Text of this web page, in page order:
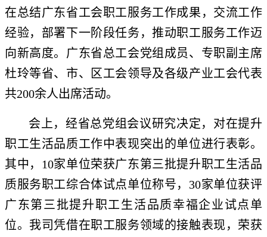
在总结广东省工会职工服务工作成果，交流工作
经验，部署下一阶段任务，推动职工服务工作迈
向新高度。广东省总工会党组成员、专职副主席
杜玲等省、市、区工会领导及各级产业工会代表
共200余人出席活动。
会上，经省总党组会议研究决定，对在提升
职工生活品质工作中表现突出的单位进行表彰。
其中，10家单位荣获广东第三批提升职工生活品
质服务职工综合体试点单位称号，30家单位获评
广东第三批提升职工生活品质幸福企业试点单
位。我司凭借在职工服务领域的接触表现，荣获